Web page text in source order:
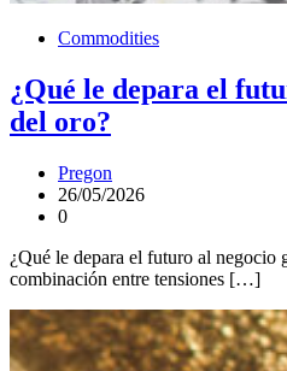
Commodities
¿Qué le depara el
del oro?
Pregon
26/05/2026
0
¿Qué le depara el futuro al negocio
combinación entre tensiones […]